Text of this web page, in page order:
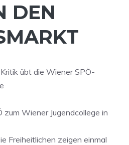
DEN
übt die Wiener SPÖ-
zum Wiener Jugendcollege in
Freiheitlichen zeigen einmal